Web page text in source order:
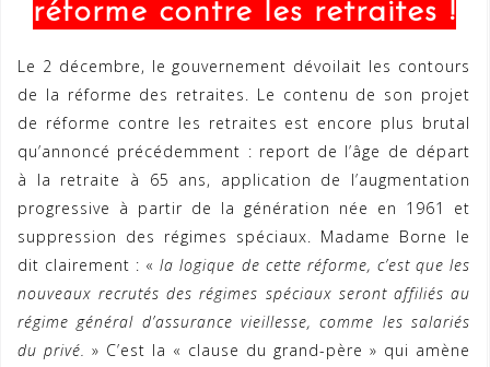
réforme contre les retraites !
Le 2 décembre, le gouvernement dévoilait les contours
de la réforme des retraites. Le contenu de son projet
de réforme contre les retraites est encore plus brutal
qu’annoncé précédemment : report de l’âge de départ
à la retraite à 65 ans, application de l’augmentation
progressive à partir de la génération née en 1961 et
suppression des régimes spéciaux. Madame Borne le
dit clairement : «la logique de cette réforme, c’est que les
nouveaux recrutés des régimes spéciaux seront affiliés au
régime général d’assurance vieillesse, comme les salariés
du privé. » C’est la « clause du grand-père » qui amène